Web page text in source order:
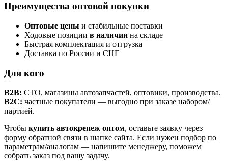
Преимущества оптовой покупки
Оптовые цены и стабильные поставки
Ходовые позиции в наличии на складе
Быстрая комплектация и отгрузка
Доставка по России и СНГ
Для кого
B2B: СТО, магазины автозапчастей, оптовики, производства.
B2C: частные покупатели — выгодно при заказе набором/
партией.
Чтобы купить автокрепеж оптом, оставьте заявку через
форму обратной связи в шапке сайта. Если нужен подбор по
параметрам/аналогам — напишите менеджеру, поможем
собрать заказ под вашу задачу.